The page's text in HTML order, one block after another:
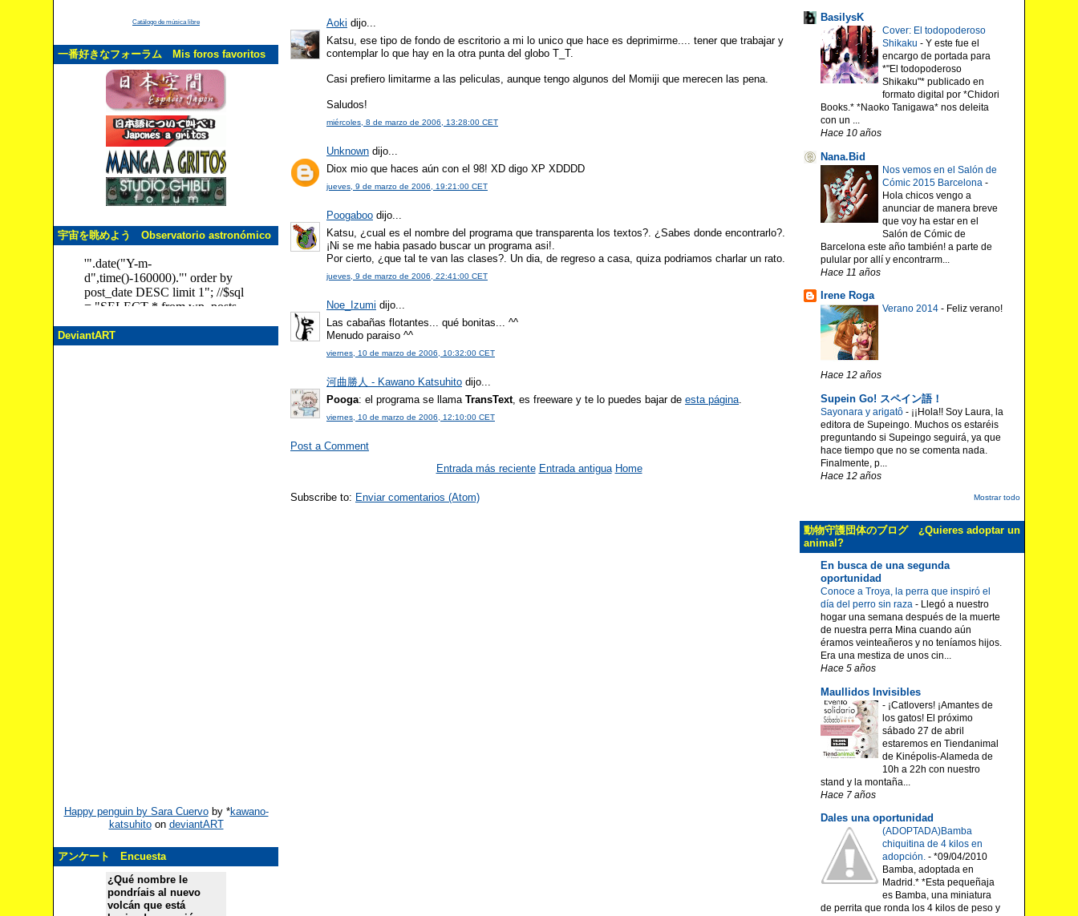
Catálogo de música libre
一番好きなフォーラム Mis foros favoritos
宇宙を眺めよう Observatorio astronómico
DeviantART
Happy penguin by Sara Cuervoby *kawano-
katsuhitoon deviantART
アンケート Encuesta
¿Qué nombre le
pondríais al nuevo
volcán que está
Aoki dijo...
Katsu, ese tipo de fondo de escritorio a mi lo unico que hace es deprimirme.... tener que trabajar y
contemplar lo que hay en la otra punta del globo T_T.
Casi prefiero limitarme a las peliculas, aunque tengo algunos del Momiji que merecen las pena.
Saludos!
miércoles, 8 de marzo de 2006, 13:28:00 CET
Unknown dijo...
Diox mio que haces aún con el 98! XD digo XP XDDDD
jueves, 9 de marzo de 2006, 19:21:00 CET
Poogaboo dijo...
Katsu, ¿cual es el nombre del programa que transparenta los textos?. ¿Sabes donde encontrarlo?.
¡Ni se me habia pasado buscar un programa asi!.
Por cierto, ¿que tal te van las clases?. Un dia, de regreso a casa, quiza podriamos charlar un rato.
jueves, 9 de marzo de 2006, 22:41:00 CET
Noe_Izumi dijo...
Las cabañas flotantes... qué bonitas... ^^
Menudo paraiso ^^
viernes, 10 de marzo de 2006, 10:32:00 CET
河曲勝人 - Kawano Katsuhito dijo...
Pooga: el programa se llama TransText, es freeware y te lo puedes bajar de esta página.
viernes, 10 de marzo de 2006, 12:10:00 CET
Post a Comment
Entrada más reciente Entrada antigua Home
Subscribe to: Enviar comentarios (Atom)
BasilysK
Cover: El todopoderoso
Shikaku - Y este fue el
encargo de portada para
*"El todopoderoso
Shikaku"* publicado en
formato digital por *Chidori
Books.* *Naoko Tanigawa* nos deleita
con un ...
Hace 10 años
Nana.Bid
Nos vemos en el Salón de
Cómic 2015 Barcelona -
Hola chicos vengo a
anunciar de manera breve
que voy ha estar en el
Salón de Cómic de
Barcelona este año también! a parte de
pulular por allí y encontrarm...
Hace 11 años
Irene Roga
Verano 2014 - Feliz verano!
Hace 12 años
Supein Go! スペイン語！
Sayonara y arigatô - ¡¡Hola!! Soy Laura, la
editora de Supeingo. Muchos os estaréis
preguntando si Supeingo seguirá, ya que
hace tiempo que no se comenta nada.
Finalmente, p...
Hace 12 años
Mostrar todo
動物守護団体のブログ ¿Quieres adoptar un
animal?
En busca de una segunda
oportunidad
Conoce a Troya, la perra que inspiró el
día del perro sin raza - Llegó a nuestro
hogar una semana después de la muerte
de nuestra perra Mina cuando aún
éramos veinteañeros y no teníamos hijos.
Era una mestiza de unos cin...
Hace 5 años
Maullidos Invisibles
- ¡Catlovers! ¡Amantes de
los gatos! El próximo
sábado 27 de abril
estaremos en Tiendanimal
de Kinépolis-Alameda de
10h a 22h con nuestro
stand y la montaña...
Hace 7 años
Dales una oportunidad
(ADOPTADA)Bamba
chiquitina de 4 kilos en
adopción. - *09/04/2010
Bamba, adoptada en
Madrid.* *Esta pequeñaja
es Bamba, una miniatura
de perrita que ronda los 4 kilos de peso y